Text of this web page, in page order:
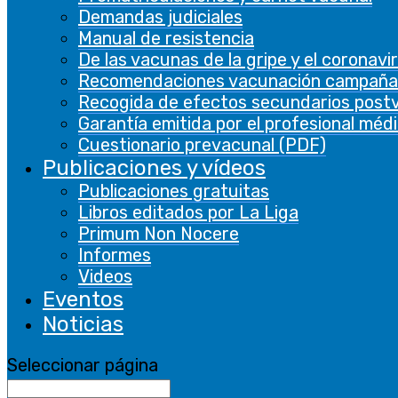
Demandas judiciales
Manual de resistencia
De las vacunas de la gripe y el
Recomendaciones vacunación
Recogida de efectos secundarios
Garantía emitida por el profesional
Cuestionario prevacunal (PDF)
Publicaciones y vídeos
Publicaciones gratuitas
Libros editados por La Liga
Primum Non Nocere
Informes
Videos
Eventos
Noticias
Seleccionar página
cookielawinfo-
checbox-functional
11 months
cookie
consent to
record the
user consent
for the
"Functional".
cookielawinfo-
checbox-others